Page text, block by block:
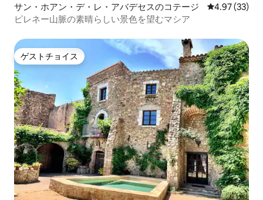
サン・ホアン・デ・レ・アバデセスのコテージ レビュー33
4.97 (33)
ピレネー山脈の素晴らしい景色を望むマシア
ゲストチョイス
ゲストチョイス